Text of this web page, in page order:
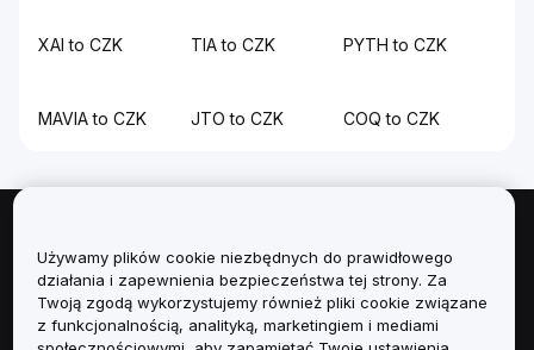
XAI to CZK TIA to CZK PYTH to CZK
MAVIA to CZK JTO to CZK COQ to CZK
Informacje
Usługi
Używamy plików cookie niezbędnych do prawidłowego
działania i zapewnienia bezpieczeństwa tej strony. Za
Twoją zgodą wykorzystujemy również pliki cookie związane
z funkcjonalnością, analityką, marketingiem i mediami